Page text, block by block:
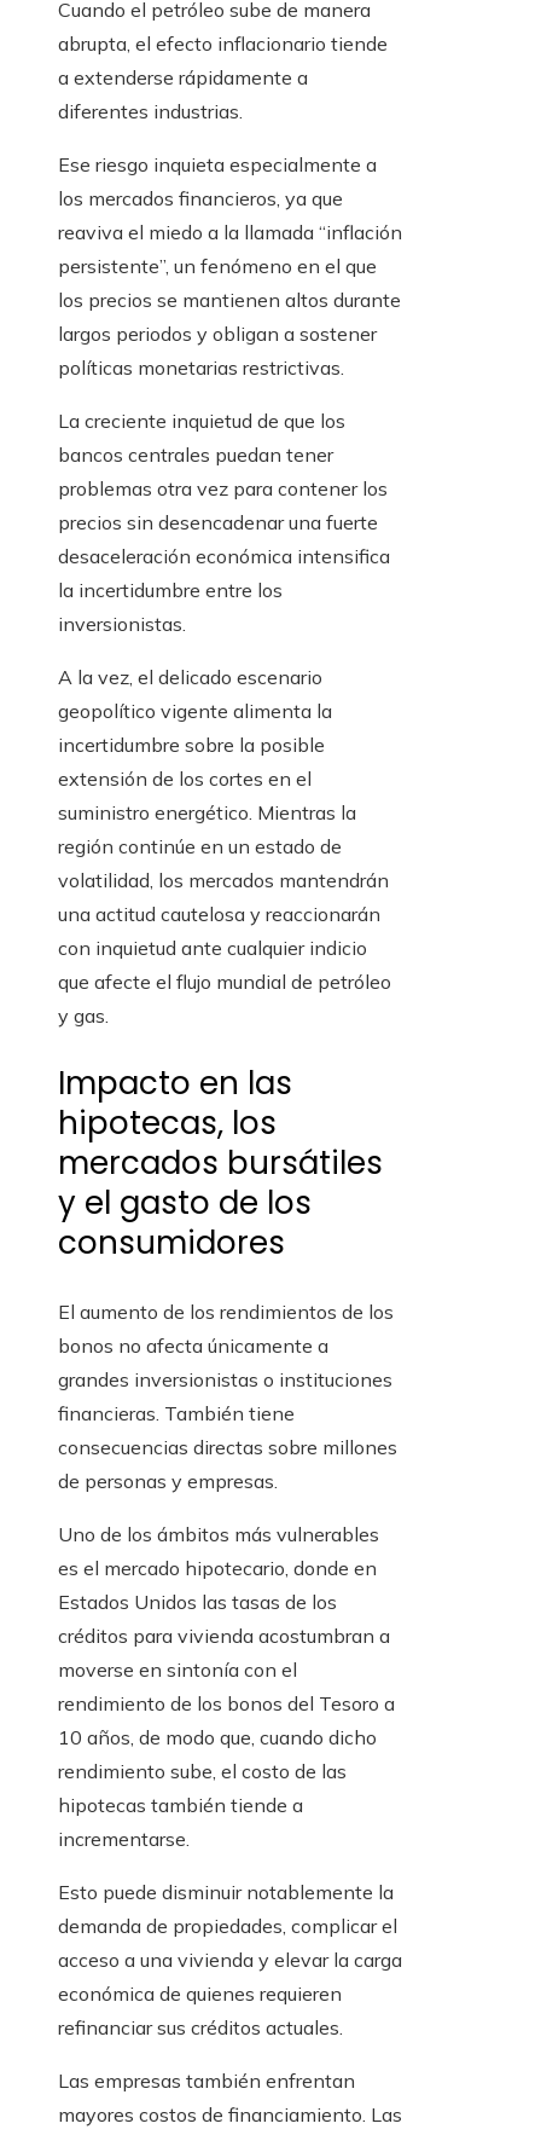
Cuando el petróleo sube de manera
abrupta, el efecto inflacionario tiende
a extenderse rápidamente a
diferentes industrias.
Ese riesgo inquieta especialmente a
los mercados financieros, ya que
reaviva el miedo a la llamada “inflación
persistente”, un fenómeno en el que
los precios se mantienen altos durante
largos periodos y obligan a sostener
políticas monetarias restrictivas.
La creciente inquietud de que los
bancos centrales puedan tener
problemas otra vez para contener los
precios sin desencadenar una fuerte
desaceleración económica intensifica
la incertidumbre entre los
inversionistas.
A la vez, el delicado escenario
geopolítico vigente alimenta la
incertidumbre sobre la posible
extensión de los cortes en el
suministro energético. Mientras la
región continúe en un estado de
volatilidad, los mercados mantendrán
una actitud cautelosa y reaccionarán
con inquietud ante cualquier indicio
que afecte el flujo mundial de petróleo
y gas.
Impacto en las
hipotecas, los
mercados bursátiles
y el gasto de los
consumidores
El aumento de los rendimientos de los
bonos no afecta únicamente a
grandes inversionistas o instituciones
financieras. También tiene
consecuencias directas sobre millones
de personas y empresas.
Uno de los ámbitos más vulnerables
es el mercado hipotecario, donde en
Estados Unidos las tasas de los
créditos para vivienda acostumbran a
moverse en sintonía con el
rendimiento de los bonos del Tesoro a
10 años, de modo que, cuando dicho
rendimiento sube, el costo de las
hipotecas también tiende a
incrementarse.
Esto puede disminuir notablemente la
demanda de propiedades, complicar el
acceso a una vivienda y elevar la carga
económica de quienes requieren
refinanciar sus créditos actuales.
Las empresas también enfrentan
mayores costos de financiamiento. Las